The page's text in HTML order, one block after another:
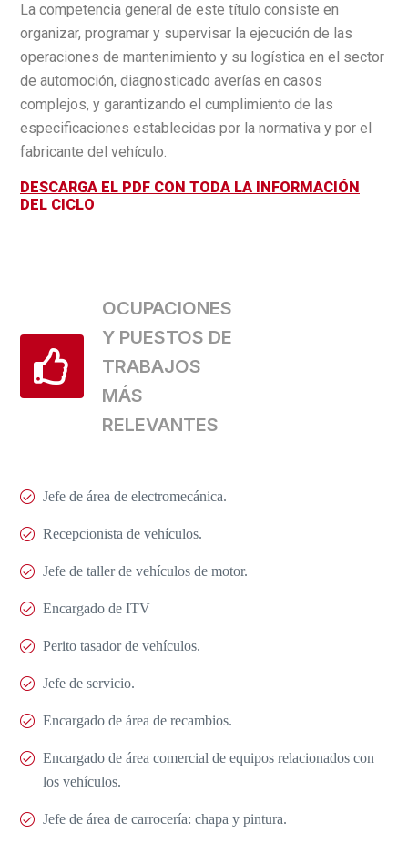
La competencia general de este título consiste en
organizar, programar y supervisar la ejecución de las
operaciones de mantenimiento y su logística en el sector
de automoción, diagnosticado averías en casos
complejos, y garantizando el cumplimiento de las
especificaciones establecidas por la normativa y por el
fabricante del vehículo.
DESCARGA EL PDF CON TODA LA INFORMACIÓN
DEL CICLO
OCUPACIONES
Y PUESTOS DE
TRABAJOS
MÁS
RELEVANTES
Jefe de área de electromecánica.
Recepcionista de vehículos.
Jefe de taller de vehículos de motor.
Encargado de ITV
Perito tasador de vehículos.
Jefe de servicio.
Encargado de área de recambios.
Encargado de área comercial de equipos relacionados con
los vehículos.
Jefe de área de carrocería: chapa y pintura.